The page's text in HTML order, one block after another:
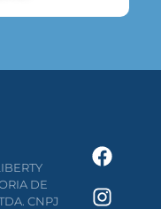
DE
CNPJ